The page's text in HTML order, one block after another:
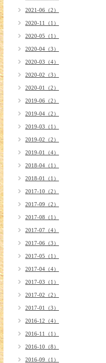
2021-06（2）
2020-11（1）
2020-05（1）
2020-04（3）
2020-03（4）
2020-02（3）
2020-01（2）
2019-06（2）
2019-04（2）
2019-03（1）
2019-02（2）
2019-01（4）
2018-04（1）
2018-01（1）
2017-10（2）
2017-09（2）
2017-08（1）
2017-07（4）
2017-06（3）
2017-05（1）
2017-04（4）
2017-03（1）
2017-02（2）
2017-01（3）
2016-12（4）
2016-11（1）
2016-10（8）
2016-09（1）